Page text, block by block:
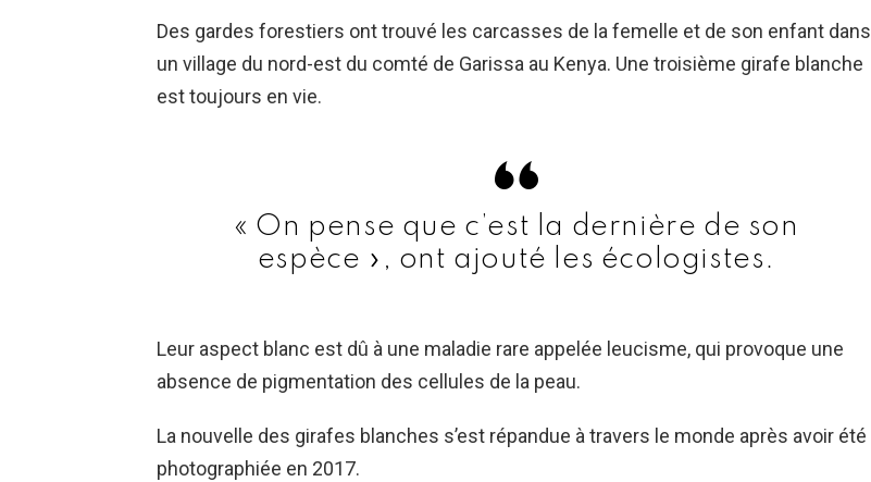
Des gardes forestiers ont trouvé les carcasses de la femelle et de son enfant dans
un village du nord-est du comté de Garissa au Kenya. Une troisième girafe blanche
est toujours en vie.
« On pense que c’est la dernière de son
espèce », ont ajouté les écologistes.
Leur aspect blanc est dû à une maladie rare appelée leucisme, qui provoque une
absence de pigmentation des cellules de la peau.
La nouvelle des girafes blanches s’est répandue à travers le monde après avoir été
photographiée en 2017.